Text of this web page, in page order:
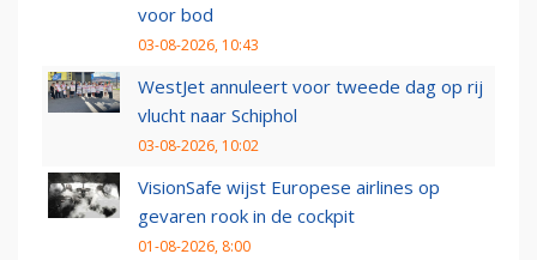
voor bod
03-08-2026, 10:43
WestJet annuleert voor tweede dag op rij
vlucht naar Schiphol
03-08-2026, 10:02
VisionSafe wijst Europese airlines op
gevaren rook in de cockpit
01-08-2026, 8:00